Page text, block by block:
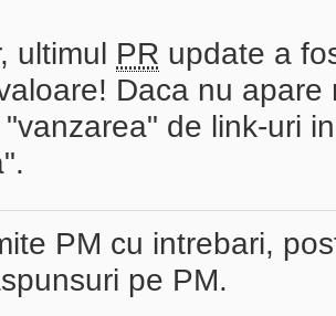
ultimul PR update a
Daca nu
"vanzarea" de link-uri
PM cu intrebari,
pe PM.